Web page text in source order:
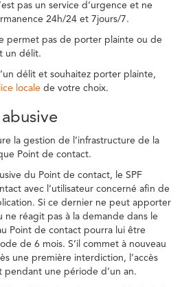
pas un service d’urgence et ne
24h/24 et 7jours/7.
permet pas de porter plainte ou de
un délit.
délit et souhaitez porter plainte,
locale de votre choix.
la gestion de l’infrastructure de la
Point de contact.
du Point de contact, le SPF
avec l’utilisateur concerné afin de
Si ce dernier ne peut apporter
ne réagit pas à la demande dans le
Point de contact pourra lui être
de 6 mois. S’il commet à nouveau
une première interdiction, l’accès
une période d’un an.